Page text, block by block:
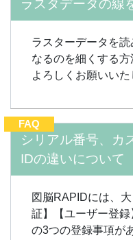
ラスタデータの線
ラスターデータを
なるのを細くする方
よろしくお願いい
FAQ
シリアル番号、カ
IDの違いについて
図脳RAPIDには、
証】【ユーザー登録
の3つの登録事項が